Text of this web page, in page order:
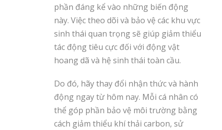
phần đáng kể vào những biến động
này. Việc theo dõi và bảo vệ các khu vực
sinh thái quan trọng sẽ giúp giảm thiểu
tác động tiêu cực đối với động vật
hoang dã và hệ sinh thái toàn cầu.
Do đó, hãy thay đổi nhận thức và hành
động ngay từ hôm nay. Mỗi cá nhân có
thể góp phần bảo vệ môi trường bằng
cách giảm thiểu khí thải carbon, sử